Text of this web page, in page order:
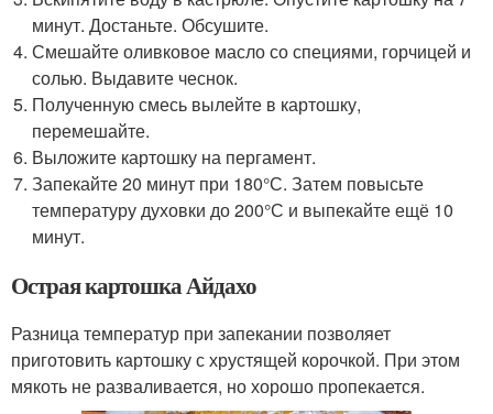
минут. Достаньте. Обсушите.
Смешайте оливковое масло со специями, горчицей и
солью. Выдавите чеснок.
Полученную смесь вылейте в картошку,
перемешайте.
Выложите картошку на пергамент.
Запекайте 20 минут при 180°С. Затем повысьте
температуру духовки до 200°С и выпекайте ещё 10
минут.
Острая картошка Айдахо
Разница температур при запекании позволяет
приготовить картошку с хрустящей корочкой. При этом
мякоть не разваливается, но хорошо пропекается.